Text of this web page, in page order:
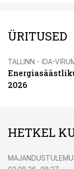
ÜRITUSED
TALLINN - IDA-
2026
HETKEL